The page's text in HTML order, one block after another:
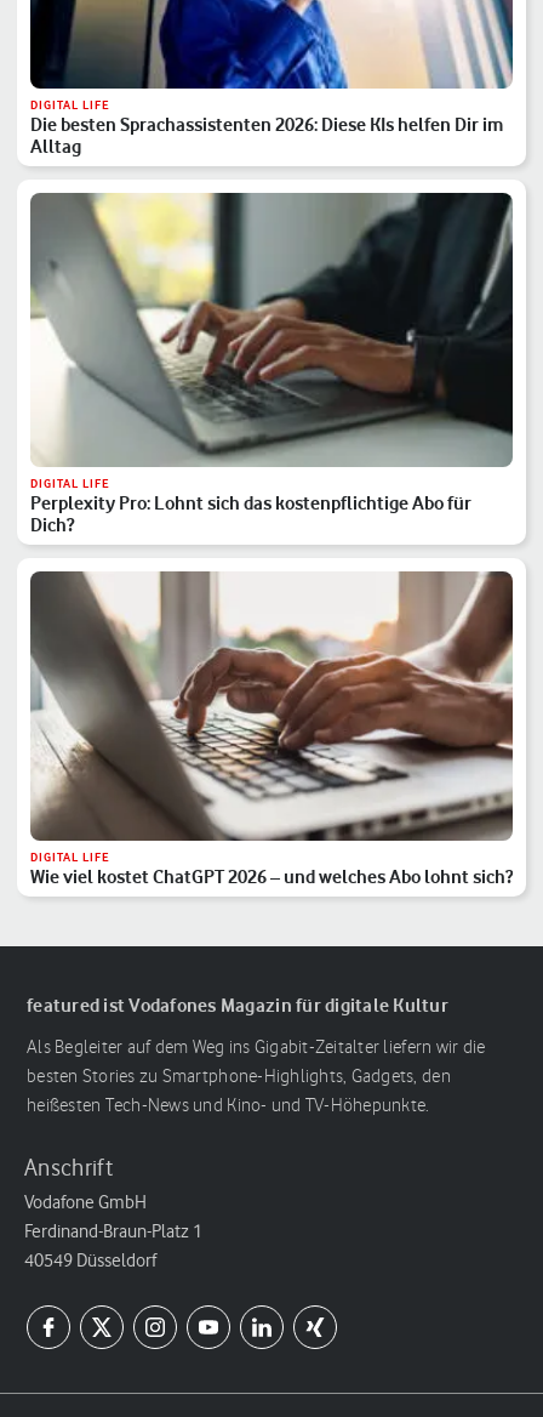
DIGITAL LIFE
Die besten Sprachassistenten 2026: Diese KIs helfen Dir im
Alltag
DIGITAL LIFE
Perplexity Pro: Lohnt sich das kostenpflichtige Abo für
Dich?
DIGITAL LIFE
Wie viel kostet ChatGPT 2026 – und welches Abo lohnt sich?
featured ist Vodafones Magazin für digitale Kultur
Als Begleiter auf dem Weg ins Gigabit-Zeitalter liefern wir die
besten Stories zu Smartphone-Highlights, Gadgets, den
heißesten Tech-News und Kino- und TV-Höhepunkte.
Anschrift
Vodafone GmbH
Ferdinand-Braun-Platz 1
40549 Düsseldorf